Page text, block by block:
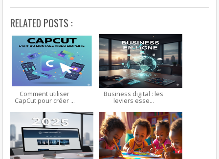
RELATED POSTS :
Comment utiliser
CapCut pour créer ...
Business digital : les
leviers esse...